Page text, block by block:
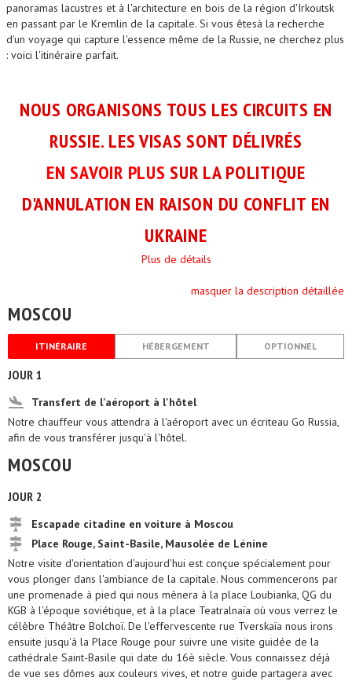
panoramas lacustres et à l'architecture en bois de la région d'Irkoutsk
en passant par le Kremlin de la capitale. Si vous êtesà la recherche
d'un voyage qui capture l'essence même de la Russie, ne cherchez plus
: voici l'itinéraire parfait.
NOUS ORGANISONS TOUS LES CIRCUITS EN
RUSSIE. LES VISAS SONT DÉLIVRÉS
EN SAVOIR PLUS SUR LA POLITIQUE
D'ANNULATION EN RAISON DU CONFLIT EN
UKRAINE
Plus de détails
masquer la description détaillée
MOSCOU
ITINÉRAIRE HÉBERGEMENT OPTIONNEL
JOUR 1
Transfert de l'aéroport à l'hôtel
Notre chauffeur vous attendra à l'aéroport avec un écriteau Go Russia,
afin de vous transférer jusqu'à l'hôtel.
MOSCOU
JOUR 2
Escapade citadine en voiture à Moscou
Place Rouge, Saint-Basile, Mausolée de Lénine
Notre visite d'orientation d'aujourd'hui est conçue spécialement pour
vous plonger dans l'ambiance de la capitale. Nous commencerons par
une promenade à pied qui nous mènera à la place Loubianka, QG du
KGB à l'époque soviétique, et à la place Teatralnaïa où vous verrez le
célèbre Théâtre Bolchoï. De l'effervescente rue Tverskaïa nous irons
ensuite jusqu'à la Place Rouge pour suivre une visite guidée de la
cathédrale Saint-Basile qui date du 16è siècle. Vous connaissez déjà
de vue ses dômes aux couleurs vives, et notre guide partagera avec